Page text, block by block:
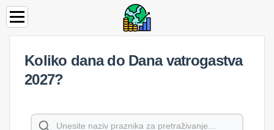
Koliko dana do Dana vatrogastva
2027?